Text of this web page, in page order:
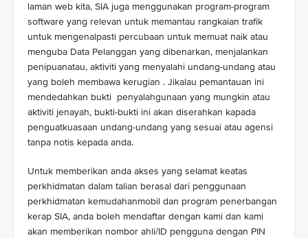
laman web kita, SIA juga menggunakan program-program
software yang relevan untuk memantau rangkaian trafik
untuk mengenalpasti percubaan untuk memuat naik atau
menguba Data Pelanggan yang dibenarkan, menjalankan
penipuanatau, aktiviti yang menyalahi undang-undang atau
yang boleh membawa kerugian . Jikalau pemantauan ini
mendedahkan bukti penyalahgunaan yang mungkin atau
aktiviti jenayah, bukti-bukti ini akan diserahkan kapada
penguatkuasaan undang-undang yang sesuai atau agensi
tanpa notis kepada anda.
Untuk memberikan anda akses yang selamat keatas
perkhidmatan dalam talian berasal dari penggunaan
perkhidmatan kemudahanmobil dan program penerbangan
kerap SIA, anda boleh mendaftar dengan kami dan kami
akan memberikan nombor ahli/ID pengguna dengan PIN